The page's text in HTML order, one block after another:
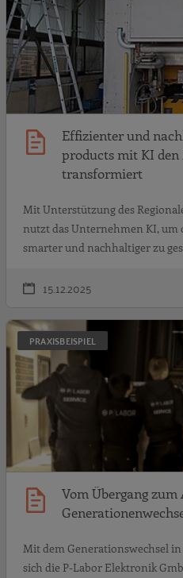
Effizienter und
products mit KI
transformiert
Mit Unterstützung des
nutzt das Unternehmen KI, um
smarter und nachhaltiger zu
15.12.2025
PRAXISBEISPIEL
Vom Übergang
Mit dem Generationswechsel
sich die P-Labor Elektronik